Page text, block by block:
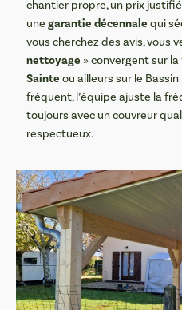
chantier propre, un prix
unegarantie décennale qui
vous cherchez des avis, vous
nettoyage » convergent sur
Sainte ou ailleurs sur le
fréquent, l’équipe ajuste la
toujours avec un couvreur
respectueux.